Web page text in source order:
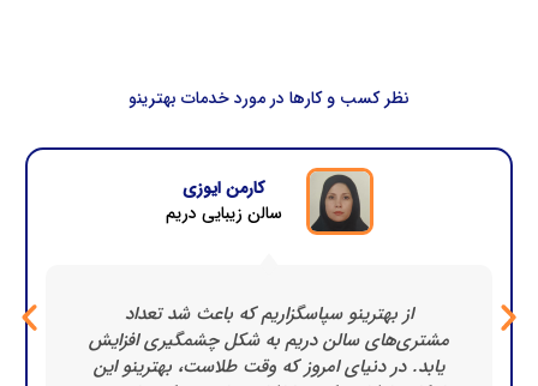
نظر کسب و کارها در مورد خدمات بهترینو​
از بهترینو سپاسگزاریم که باعث شد تعداد
مشتری‌های سالن دریم به شکل چشمگیری افزایش
یابد. در دنیای امروز که وقت طلاست، بهترینو این
کارمن ایوزی
سالن زیبایی دریم